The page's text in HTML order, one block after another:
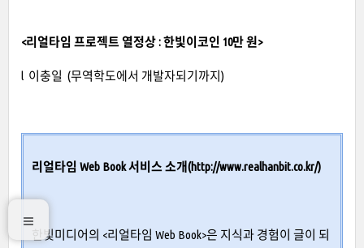
<리얼타임 프로젝트 열정상 : 한빛이코인 10만 원>
l 이충일 (무역학도에서 개발자되기까지)
리얼타임 Web Book 서비스 소개(http://www.realhanbit.co.kr/)
한빛미디어의 <리얼타임 Web Book>은 지식과 경험이 글이 되